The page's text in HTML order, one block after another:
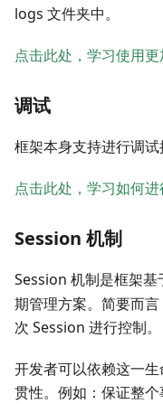
logs 文件夹中。
点击此处，学习使用更
调试
框架本身支持进行调试
点击此处，学习如何进
Session 机制
Session 机制是框架基
期管理方案。简要而
次 Session 进行控制。
开发者可以依赖这一
贯性。例如：保证整